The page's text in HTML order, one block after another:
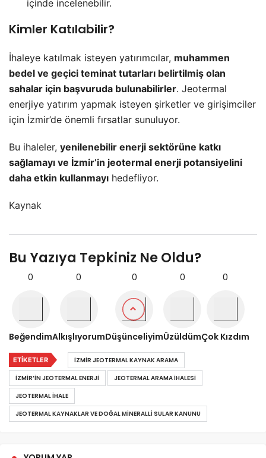
içinde incelenebilir.
Kimler Katılabilir?
İhaleye katılmak isteyen yatırımcılar, muhammen
bedel ve geçici teminat tutarları belirtilmiş olan
sahalar için başvuruda bulunabilirler. Jeotermal
enerjiye yatırım yapmak isteyen şirketler ve girişimciler
için İzmir’de önemli fırsatlar sunuluyor.
Bu ihaleler, yenilenebilir enerji sektörüne katkı
sağlamayı ve İzmir’in jeotermal enerji potansiyelini
daha etkin kullanmayı hedefliyor.
Kaynak
Bu Yazıya Tepkiniz Ne Oldu?
0
Beğendim
0
Alkışlıyorum
0
Düşünceliyim
0
Üzüldüm
0
Çok Kızdım
ETIKETLER
İZMIR JEOTERMAL KAYNAK ARAMA
İZMIR’IN JEOTERMAL ENERJI
JEOTERMAL ARAMA İHALESI
JEOTERMAL İHALE
JEOTERMAL KAYNAKLAR VE DOĞAL MINERALLI SULAR KANUNU